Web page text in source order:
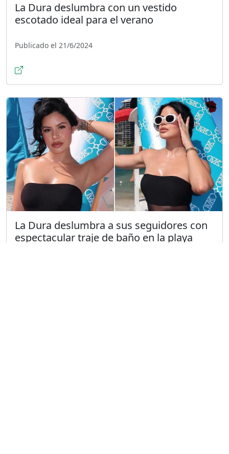
La Dura deslumbra con un vestido
escotado ideal para el verano
Publicado el 21/6/2024
La Dura deslumbra a sus seguidores con
espectacular traje de baño en la playa